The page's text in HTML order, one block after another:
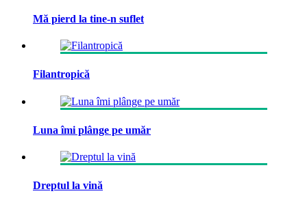
Mă pierd la tine-n suflet
Filantropică
Luna îmi plânge pe umăr
Dreptul la vină